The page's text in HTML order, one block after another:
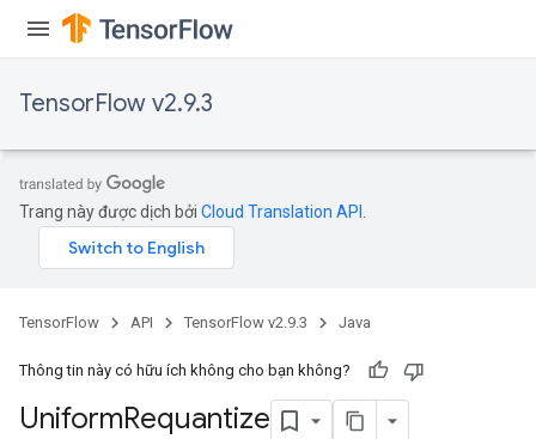
TensorFlow v2.9.3
Trang này được dịch bởi Cloud Translation API
TensorFlow API TensorFlow v2.9.3 Java
Thông tin này có hữu ích không cho bạn không?
UniformRequantize